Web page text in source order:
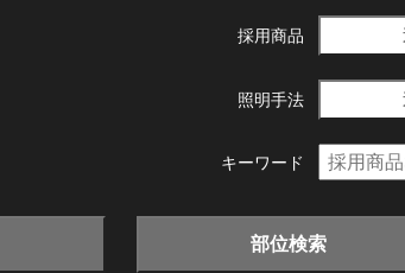
採用商品
照明手法
キーワード
部位検索